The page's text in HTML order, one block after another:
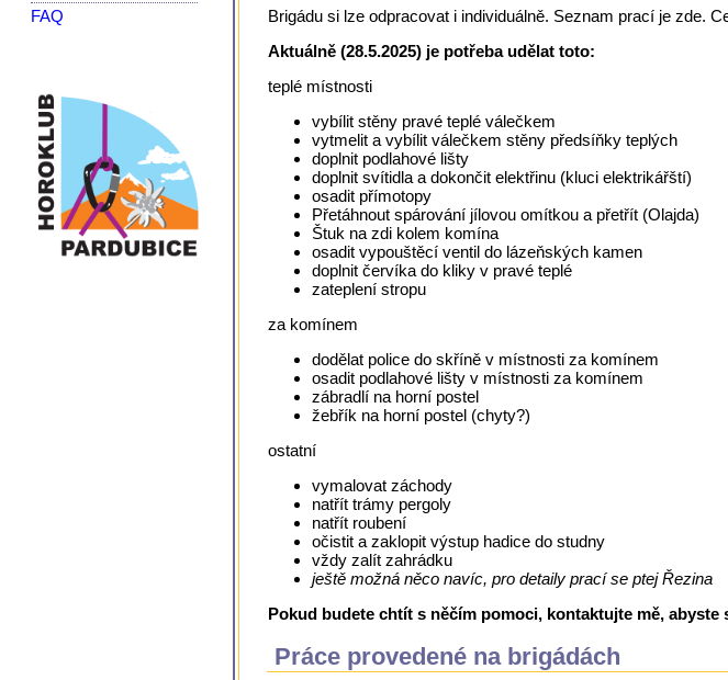
FAQ
Brigádu si lze odpracovat i individuálně. Seznam prací je zde.
Aktuálně (28.5.2025) je potřeba udělat toto:
teplé místnosti
vybílit stěny pravé teplé válečkem
vytmelit a vybílit válečkem stěny předsíňky teplých
doplnit podlahové lišty
doplnit svítidla a dokončit elektřinu (kluci elektrikářští)
osadit přímotopy
Přetáhnout spárování jílovou omítkou a přetřít (Olajda)
Štuk na zdi kolem komína
osadit vypouštěcí ventil do lázeňských kamen
doplnit červíka do kliky v pravé teplé
zateplení stropu
za komínem
dodělat police do skříně v místnosti za komínem
osadit podlahové lišty v místnosti za komínem
zábradlí na horní postel
žebřík na horní postel (chyty?)
ostatní
vymalovat záchody
natřít trámy pergoly
natřít roubení
očistit a zaklopit výstup hadice do studny
vždy zalít zahrádku
ještě možná něco navíc, pro detaily prací se ptej Řezina
Pokud budete chtít s něčím pomoci, kontaktujte mě,
Práce provedené na brigádách